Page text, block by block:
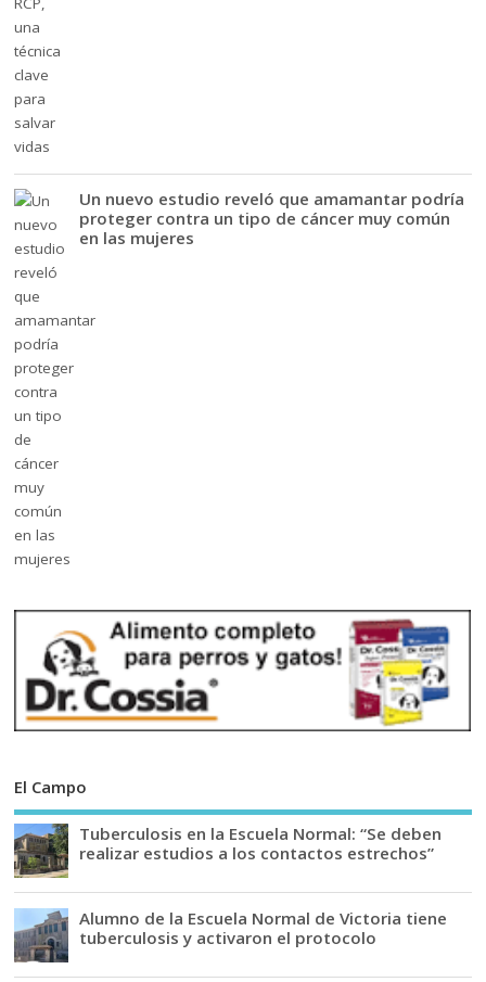
Un nuevo estudio reveló que amamantar podría
proteger contra un tipo de cáncer muy común
en las mujeres
El Campo
Tuberculosis en la Escuela Normal: “Se deben
realizar estudios a los contactos estrechos”
Alumno de la Escuela Normal de Victoria tiene
tuberculosis y activaron el protocolo